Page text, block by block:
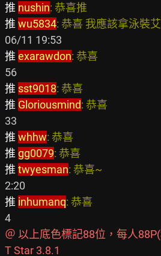
推 nushin: 恭喜
推 wu5834
推 exarawdon: 恭
推 sst9018: 恭
推 Gloriousmind:
推 whhw: 恭
推 gg0079: 恭
推 twyesman: 恭
推 inhumanq: 恭
＠ 以上底色標記88位，每人
T Star 3.8.1